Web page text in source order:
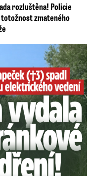
rozluštěna! Policie
totožnost zmateného
na 16 stran